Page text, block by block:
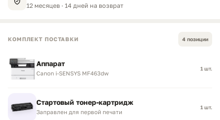
12 месяцев · 14 дней на возврат
КОМПЛЕКТ ПОСТАВКИ 4 позиции
Аппарат
Canon i-SENSYS MF463dw
1 шт.
Стартовый тонер-картридж
Заправлен для первой печати
1 шт.